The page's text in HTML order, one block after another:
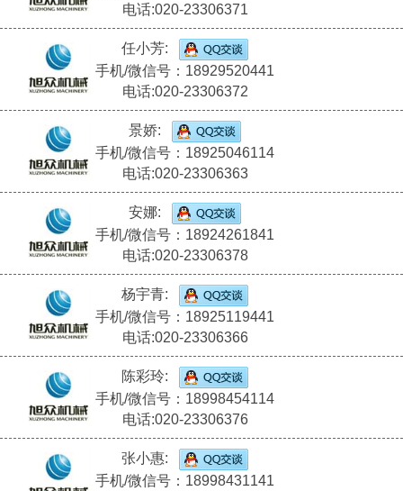
电话:020-23306371
任小芳:
手机/微信号：18929520441
电话:020-23306372
景娇:
手机/微信号：18925046114
电话:020-23306363
安娜:
手机/微信号：18924261841
电话:020-23306378
杨宇青:
手机/微信号：18925119441
电话:020-23306366
陈彩玲:
手机/微信号：18998454114
电话:020-23306376
张小惠:
手机/微信号：18998431141